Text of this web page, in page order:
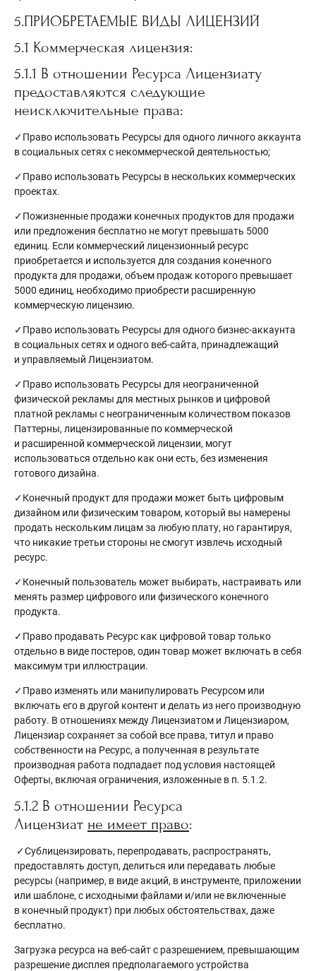
5.ПРИОБРЕТАЕМЫЕ ВИДЫ ЛИЦЕНЗИЙ
5.1 Коммерческая лицензия:
5.1.1 В отношении Ресурса Лицензиату
предоставляются следующие
неисключительные права:
✓Право использовать Ресурсы для одного личного аккаунта
в социальных сетях с некоммерческой деятельностью;
✓Право использовать Ресурсы в нескольких коммерческих
проектах.
✓Пожизненные продажи конечных продуктов для продажи
или предложения бесплатно не могут превышать 5000
единиц. Если коммерческий лицензионный ресурс
приобретается и используется для создания конечного
продукта для продажи, объем продаж которого превышает
5000 единиц, необходимо приобрести расширенную
коммерческую лицензию.
✓Право использовать Ресурсы для одного бизнес-аккаунта
в социальных сетях и одного веб-сайта, принадлежащий
и управляемый Лицензиатом.
✓Право использовать Ресурсы для неограниченной
физической рекламы для местных рынков и цифровой
платной рекламы с неограниченным количеством показов
Паттерны, лицензированные по коммерческой
и расширенной коммерческой лицензии, могут
использоваться отдельно как они есть, без изменения
готового дизайна.
✓Конечный продукт для продажи может быть цифровым
дизайном или физическим товаром, который вы намерены
продать нескольким лицам за любую плату, но гарантируя,
что никакие третьи стороны не смогут извлечь исходный
ресурс.
✓Конечный пользователь может выбирать, настраивать или
менять размер цифрового или физического конечного
продукта.
✓Право продавать Ресурс как цифровой товар только
отдельно в виде постеров, один товар может включать в себя
максимум три иллюстрации.
✓Право изменять или манипулировать Ресурсом или
включать его в другой контент и делать из него производную
работу. В отношениях между Лицензиатом и Лицензиаром,
Лицензиар сохраняет за собой все права, титул и право
собственности на Ресурс, а полученная в результате
производная работа подпадает под условия настоящей
Оферты, включая ограничения, изложенные в п. 5.1.2.
5.1.2 В отношении Ресурса
Лицензиат не имеет право:
✓Сублицензировать, перепродавать, распространять,
предоставлять доступ, делиться или передавать любые
ресурсы (например, в виде акций, в инструменте, приложении
или шаблоне, с исходными файлами и/или не включенные
в конечный продукт) при любых обстоятельствах, даже
бесплатно.
Загрузка ресурса на веб-сайт с разрешением, превышающим
разрешение дисплея предполагаемого устройства